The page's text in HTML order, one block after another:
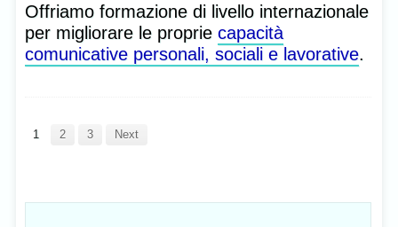
Offriamo formazione di livello internazionale
per migliorare le proprie capacità
comunicative personali, sociali e lavorative.
1 2 3 Next